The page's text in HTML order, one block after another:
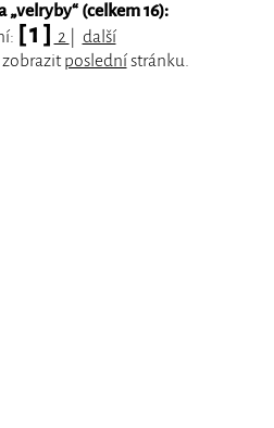
„velryby“ (celkem 16):
[ 1 ] 2
další
zobrazitposlednístránku.